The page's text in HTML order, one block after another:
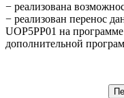
− реализована
− реализован перенос
UOP5PP01 на
дополнительной